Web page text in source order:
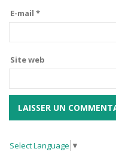
E-mail *
Site web
Select Language ▼